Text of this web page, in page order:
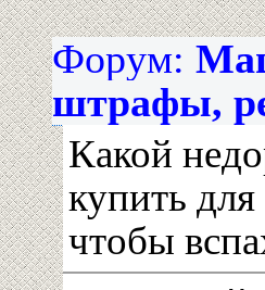
Форум:
штрафы,
Какой
купить
чтобы